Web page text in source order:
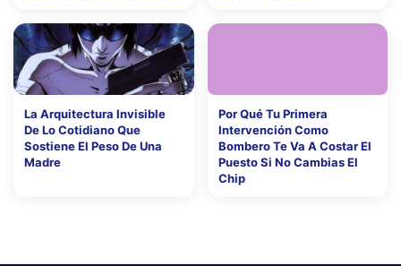
La Arquitectura Invisible
De Lo Cotidiano Que
Sostiene El Peso De Una
Madre
Por Qué Tu Primera
Intervención Como
Bombero Te Va A Costar El
Puesto Si No Cambias El
Chip